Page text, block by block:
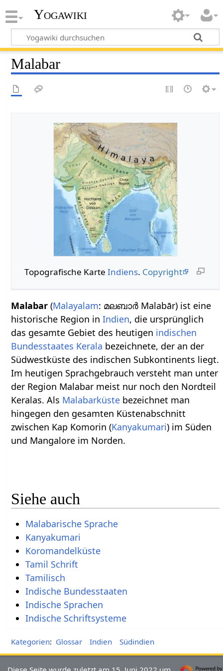
Yogawiki
Malabar
Topografische Karte Indiens. Copyright
Malabar (Malayalam: മലബാര്‍ Malabār) ist eine
historische Region inIndien, die ursprünglich
das gesamte Gebiet des heutigen indischen
Bundesstaates Kerala bezeichnete, der an der
Südwestküste des indischen Subkontinents liegt.
Im heutigen Sprachgebrauch versteht man unter
der Region Malabar meist nur noch den Nordteil
Keralas. Als Malabarküste bezeichnet man
hingegen den gesamten Küstenabschnitt
zwischen Kap Komorin (Kanyakumari) im Süden
und Mangalore im Norden.
Siehe auch
Malabarische Sprache
Kanyakumari
Koromandelküste
Tamil Schrift
Tamilisch
Indische Bundesstaaten
Indische Sprachen
Indische Schriftsysteme
Kategorien: Glossar Indien Südindien